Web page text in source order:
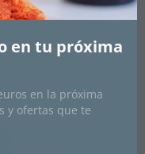
en tu próxima
en la próxima
y ofertas que te